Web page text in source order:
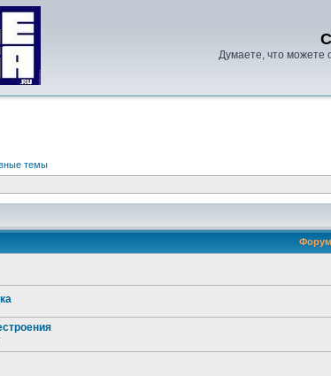
Думаете, что можете
темы
Форум